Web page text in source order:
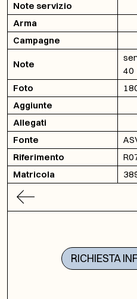
Note servizio
Arma
Campagne
Note
40
Foto
Aggiunte
Allegati
Fonte
Riferimento
Matricola
RICHIESTA